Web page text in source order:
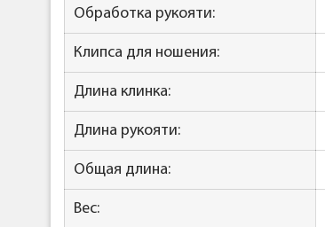
Обработка рукояти:
Клипса для ношения:
Длина клинка:
Длина рукояти:
Общая длина:
Вес: